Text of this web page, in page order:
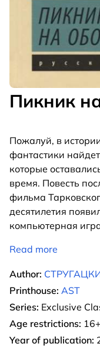
Пикник
Пожалуй, в
фантастики
которые
время. Повесть
фильма
десятилетия
компьютерная
Read more
Author:
Printhouse: AST
Series: Exclusive
Age restrictions: 16+
Year of publication: